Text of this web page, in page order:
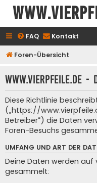
FAQ Kontakt
Foren-Übersicht
www.vierpfeile.de -
Diese Richtlinie
(„https://
Betreiber“) die Daten
Foren-Besuchs
UMFANG UND ART DER
Deine Daten werden auf
gesammelt: